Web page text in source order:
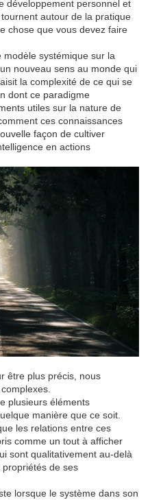
développement personnel et
autour de la pratique
chose que vous devez faire
systémique sur la
nouveau sens au monde qui
la complexité de ce qui se
dont ce paradigme
utiles sur la nature de
ces connaissances
façon de cultiver
en actions
être plus précis, nous
plusieurs éléments
manière que ce soit.
les relations entre ces
comme un tout à afficher
sont qualitativement au-delà
de ses
lorsque le système dans son